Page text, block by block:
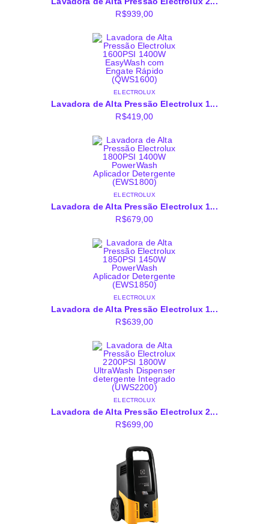
R$939,00
ELECTROLUX
Lavadora de Alta Pressão Electrolux 1...
R$419,00
ELECTROLUX
Lavadora de Alta Pressão Electrolux 1...
R$679,00
ELECTROLUX
Lavadora de Alta Pressão Electrolux 1...
R$639,00
ELECTROLUX
Lavadora de Alta Pressão Electrolux 2...
R$699,00